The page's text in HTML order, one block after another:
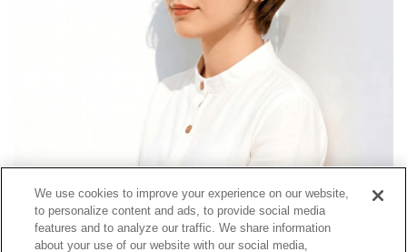
ブリーチ：なし
We use cookies to improve your experience on our website,
to personalize content and ads, to provide social media
features and to analyze our traffic. We share information
about your use of our website with our social media,